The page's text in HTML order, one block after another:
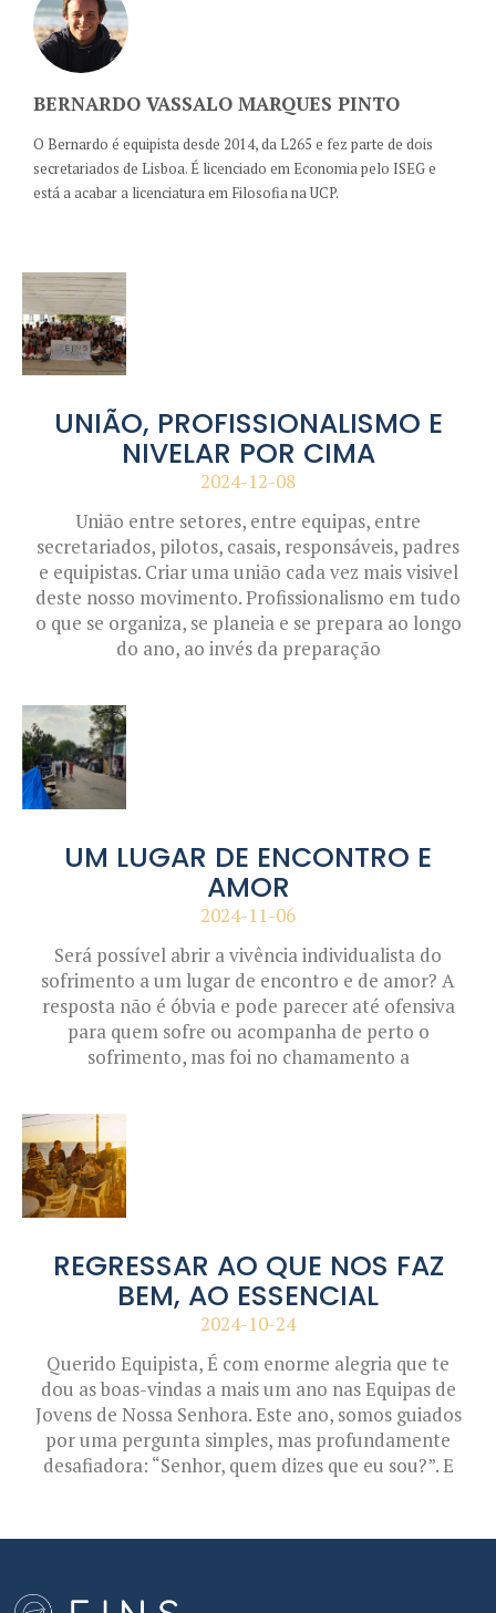
BERNARDO VASSALO MARQUES PINTO
O Bernardo é equipista desde 2014, da L265 e fez parte de dois
secretariados de Lisboa. É licenciado em Economia pelo ISEG e
está a acabar a licenciatura em Filosofia na UCP.
UNIÃO, PROFISSIONALISMO E
NIVELAR POR CIMA
2024-12-08
União entre setores, entre equipas, entre
secretariados, pilotos, casais, responsáveis, padres
e equipistas. Criar uma união cada vez mais visivel
deste nosso movimento. Profissionalismo em tudo
o que se organiza, se planeia e se prepara ao longo
do ano, ao invés da preparação
UM LUGAR DE ENCONTRO E
AMOR
2024-11-06
Será possível abrir a vivência individualista do
sofrimento a um lugar de encontro e de amor? A
resposta não é óbvia e pode parecer até ofensiva
para quem sofre ou acompanha de perto o
sofrimento, mas foi no chamamento a
REGRESSAR AO QUE NOS FAZ
BEM, AO ESSENCIAL
2024-10-24
Querido Equipista, É com enorme alegria que te
dou as boas-vindas a mais um ano nas Equipas de
Jovens de Nossa Senhora. Este ano, somos guiados
por uma pergunta simples, mas profundamente
desafiadora: “Senhor, quem dizes que eu sou?”. E